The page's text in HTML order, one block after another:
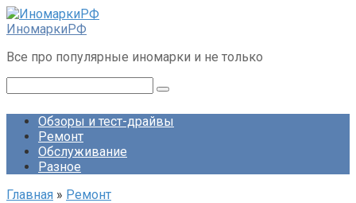
Перейти
к
ИномаркиРФ
Все про популярные иномарки и не только
Обзоры и тест-драйвы
Ремонт
Обслуживание
Разное
Главная » Ремонт